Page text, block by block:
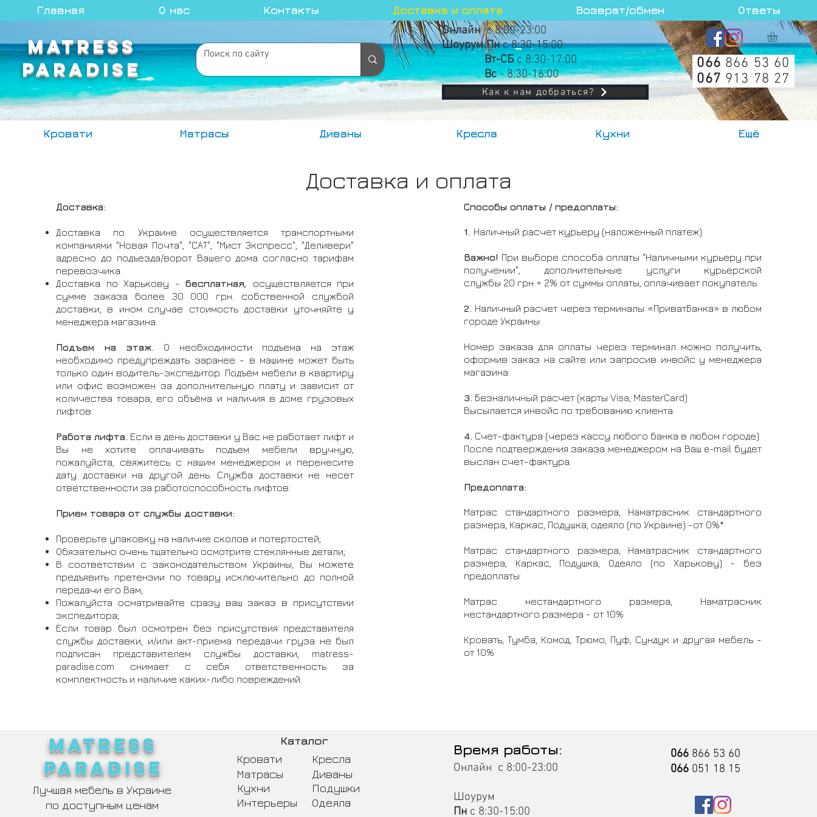
Главная О нас Контакты Доставка и оплата Возврат/обмен Ответы
MATRESS
PARADISE
Онлайнс 8:00-23:00
Шоурум Пнс 8:30-15:00
Вт-СБс 8:30-17:00
Вс- 8:30-16:00
Как к нам добраться?
066 866 53 60
067 913 78 27
Кровати Матрасы Диваны Кресла Кухни Ещё
Доставка и оплата
Доставка:
Доставка по Украине осуществляется транспортными
компаниями "Новая Почта", "САТ", "Мист Экспресс", "Деливери"
адресно до подъезда/ворот Вашего дома согласно тарифам
перевозчика.
Доставка по Харькову - бесплатная, осуществляется при
сумме заказа более 30 000 грн. собственной службой
доставки, в ином случае стоимость доставки уточняйте у
менеджера магазина.
Подъем на этаж. О необходимости подъема на этаж
необходимо предупреждать заранее - в машине может быть
только один водитель-экспедитор. Подъём мебели в квартиру
или офис возможен за дополнительную плату и зависит от
количества товара, его объёма и наличия в доме грузовых
лифтов.
Работа лифта. Если в день доставки у Вас не работает лифт и
Вы не хотите оплачивать подъем мебели вручную,
пожалуйста, свяжитесь с нашим менеджером и перенесите
дату доставки на другой день. Служба доставки не несет
ответственности за работоспособность лифтов.
Прием товара от службы доставки:
Проверьте упаковку на наличие сколов и потертостей;
Обязательно очень тщательно осмотрите стеклянные детали;
В соответствии с законодательством Украины, Вы можете
предъявить претензии по товару исключительно до полной
передачи его Вам;
Пожалуйста осматривайте сразу ваш заказ в присутствии
экспедитора;
Если товар был осмотрен без присутствия представителя
службы доставки, и/или акт-приема передачи груза не был
подписан представителем службы доставки, matress-
paradise.com снимает с себя ответственность за
комплектность и наличие каких-либо повреждений.
Способы оплаты / предоплаты:
1. Наличный расчет курьеру (наложенный платеж)
Важно! При выборе способа оплаты "Наличными курьеру при
получении", дополнительные услуги курьерской
службы 20 грн + 2% от суммы оплаты, оплачивает покупатель
2. Наличный расчет через терминалы «ПриватБанка» в любом
городе Украины
Номер заказа для оплаты через терминал можно получить,
оформив заказ на сайте или запросив инвойс у менеджера
магазина.
3. Безналичный расчет (карты Visa, MasterCard)
Высылается инвойс по требованию клиента.
4. Счет-фактура (через кассу любого банка в любом городе)
После подтверждения заказа менеджером на Ваш e-mail будет
выслан счет-фактура.
Предоплата:
Матрас стандартного размера, Наматрасник стандартного
размера, Каркас, Подушка, одеяло (по Украине) -от 0%*
Матрас стандартного размера, Наматрасник стандартного
размера, Каркас, Подушка, Одеяло (по Харькову) - без
предоплаты
Матрас нестандартного размера, Наматрасник
нестандартного размера - от 10%
Кровать, Тумба, Комод, Трюмо, Пуф, Сундук и другая мебель -
от 10%
MATRESS
PARADISE
Лучшая мебель в Украине
по доступным ценам
Каталог
Кровати
Матрасы
Кухни
Интерьеры
Кресла
Диваны
Одеяла
Подушки
Время работы:
Онлайн с 8:00-23:00
Шоурум
Пнс 8:30-15:00
066 866 53 60
066 051 18 15